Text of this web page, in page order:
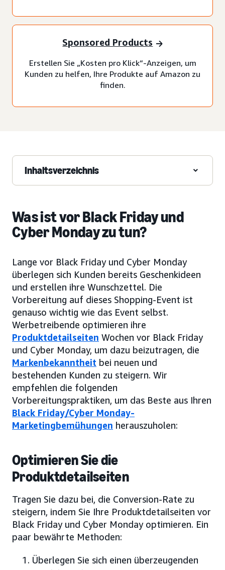
Sponsored Products
Erstellen Sie „Kosten pro Klick“-Anzeigen, um
Kunden zu helfen, Ihre Produkte auf Amazon zu
finden.
Inhaltsverzeichnis
Was ist vor Black Friday und
Cyber Monday zu tun?
Lange vor Black Friday und Cyber Monday
überlegen sich Kunden bereits Geschenkideen
und erstellen ihre Wunschzettel. Die
Vorbereitung auf dieses Shopping-Event ist
genauso wichtig wie das Event selbst.
Werbetreibende optimieren ihre
Produktdetailseiten Wochen vor Black Friday
und Cyber Monday, um dazu beizutragen, die
Markenbekanntheit bei neuen und
bestehenden Kunden zu steigern. Wir
empfehlen die folgenden
Vorbereitungspraktiken, um das Beste aus Ihren
Black Friday/Cyber Monday-
Marketingbemühungen herauszuholen:
Optimieren Sie die
Produktdetailseiten
Tragen Sie dazu bei, die Conversion-Rate zu
steigern, indem Sie Ihre Produktdetailseiten vor
Black Friday und Cyber Monday optimieren. Ein
paar bewährte Methoden:
Überlegen Sie sich einen überzeugenden